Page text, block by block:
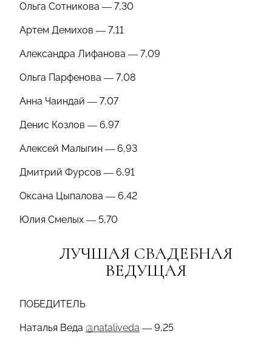
Ольга Сотникова — 7,30
Артем Демихов — 7,11
Александра Лифанова — 7,09
Ольга Парфенова — 7,08
Анна Чаиндай — 7,07
Денис Козлов — 6,97
Алексей Малыгин — 6,93
Дмитрий Фурсов — 6,91
Оксана Цыпалова — 6,42
Юлия Смелых — 5,70
ЛУЧШАЯ СВАДЕБНАЯ
ВЕДУЩАЯ
ПОБЕДИТЕЛЬ
Наталья Веда @nataliveda — 9,25